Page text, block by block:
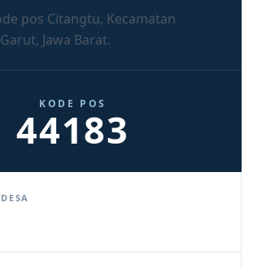
pos Citangtu, Kecamatan
Jawa Barat.
KODE POS
44183